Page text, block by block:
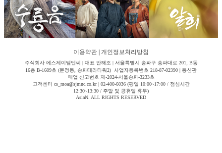
이용약관 개인정보처리방침
주식회사 에스제이엠엔씨 | 대표 안해조 | 서울특별시 송파구 송파대로 201, B동
16층 B-1609호 (문정동, 송파테라타워2) 사업자등록번호 218-87-02390 | 통신판
매업 신고번호 제-2024-서울송파-3233호
고객센터 cs_moa@sjmnc.co.kr | 02-400-6036 (평일 10:00~17:00 / 점심시간
12:30~13:30 / 주말 및 공휴일 휴무)
AsiaN. ALL RIGHTS RESERVED